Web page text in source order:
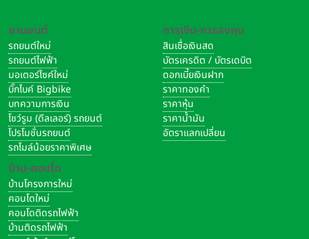
ต้องการที่หลากหลายของผู้บริโภค โดยให้ความสำคัญกับการยก
ระดับประสบการณ์ของลูกค้าอย่างครบวงจร ตั้งแต่กระบวนการ
ขาย การรับประกันคุณภาพ ไปจนถึงการบริการหลังการขายที่เป็น
เลิศ
ยานยนต์
รถยนต์ใหม่
รถยนต์ไฟฟ้า
มอเตอร์ไซค์ใหม่
บิ๊กไบค์ Bigbike
บทความการเงิน
โชว์รูม (ดีลเลอร์) รถยนต์
โปรโมชั่นรถยนต์
รถไมล์น้อยราคาพิเศษ
บ้าน-คอนโด
บ้านโครงการใหม่
คอนโดใหม่
คอนโดติดรถไฟฟ้า
บ้านติดรถไฟฟ้า
การเงิน-การลงทุน
สินเชื่อเงินสด
บัตรเครดิต / บัตรเดบิต
ดอกเบี้ยเงินฝาก
ราคาทองคำ
ราคาหุ้น
ราคาน้ำมัน
อัตราแลกเปลี่ยน